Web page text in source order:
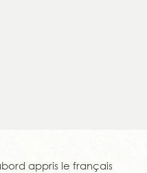
appris le français